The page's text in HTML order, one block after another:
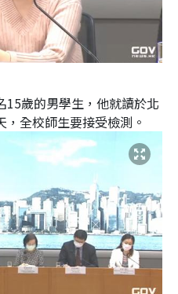
歲的男學生，他就讀於北
全校師生要接受檢測。